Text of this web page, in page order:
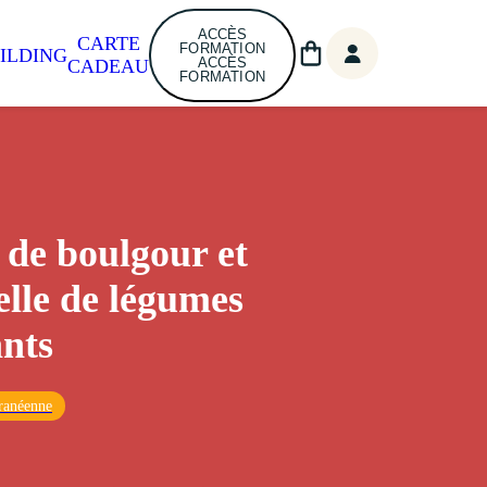
CARTE
CADEAU
ACCÈS
FORMATION
ACCÈS
FORMATION
de boulgour et
de légumes